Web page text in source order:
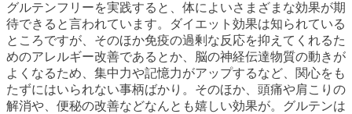
グルテンフリーを実践すると、体によいさまざまな効果が期
待できると言われています。ダイエット効果は知られている
ところですが、そのほか免疫の過剰な反応を抑えてくれるた
めのアレルギー改善であるとか、脳の神経伝達物質の動きが
よくなるため、集中力や記憶力がアップするなど、関心をも
たずにはいられない事柄ばかり。そのほか、頭痛や肩こりの
解消や、便秘の改善などなんとも嬉しい効果が。グルテンは